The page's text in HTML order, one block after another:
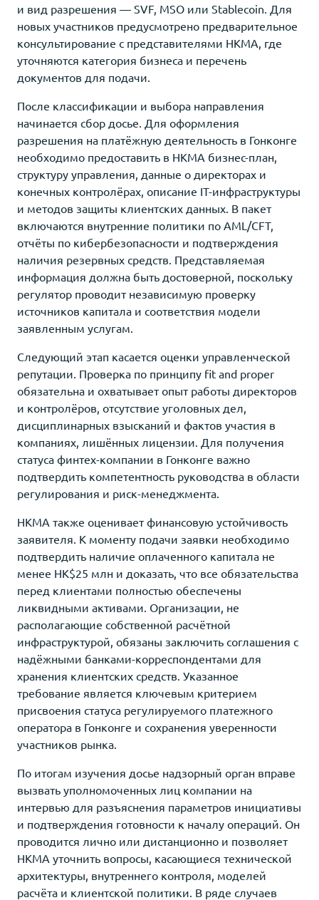
и вид разрешения — SVF, MSO или Stablecoin. Для
новых участников предусмотрено предварительное
консультирование с представителями HKMA, где
уточняются категория бизнеса и перечень
документов для подачи.
После классификации и выбора направления
начинается сбор досье. Для оформления
разрешения на платёжную деятельность в Гонконге
необходимо предоставить в HKMA бизнес-план,
структуру управления, данные о директорах и
конечных контролёрах, описание IT-инфраструктуры
и методов защиты клиентских данных. В пакет
включаются внутренние политики по AML/CFT,
отчёты по кибербезопасности и подтверждения
наличия резервных средств. Представляемая
информация должна быть достоверной, поскольку
регулятор проводит независимую проверку
источников капитала и соответствия модели
заявленным услугам.
Следующий этап касается оценки управленческой
репутации. Проверка по принципу fit and proper
обязательна и охватывает опыт работы директоров
и контролёров, отсутствие уголовных дел,
дисциплинарных взысканий и фактов участия в
компаниях, лишённых лицензии. Для получения
статуса финтех-компании в Гонконге важно
подтвердить компетентность руководства в области
регулирования и риск-менеджмента.
HKMA также оценивает финансовую устойчивость
заявителя. К моменту подачи заявки необходимо
подтвердить наличие оплаченного капитала не
менее HK$25 млн и доказать, что все обязательства
перед клиентами полностью обеспечены
ликвидными активами. Организации, не
располагающие собственной расчётной
инфраструктурой, обязаны заключить соглашения с
надёжными банками-корреспондентами для
хранения клиентских средств. Указанное
требование является ключевым критерием
присвоения статуса регулируемого платежного
оператора в Гонконге и сохранения уверенности
участников рынка.
По итогам изучения досье надзорный орган вправе
вызвать уполномоченных лиц компании на
интервью для разъяснения параметров инициативы
и подтверждения готовности к началу операций. Он
проводится лично или дистанционно и позволяет
HKMA уточнить вопросы, касающиеся технической
архитектуры, внутреннего контроля, моделей
расчёта и клиентской политики. В ряде случаев